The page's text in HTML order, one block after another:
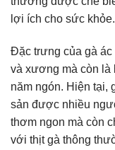
lợi ích cho sức khỏe.
Đặc trưng của gà ác
và xương mà còn là
năm ngón. Hiện tại,
sản được nhiều
thơm ngon mà còn
với thịt gà thông